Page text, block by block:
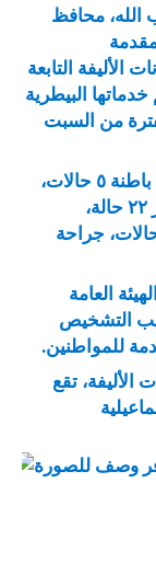
الله، محافظ
الأليفة التابعة
البيطرية
حالة خلال الفترة من السبت
شملت: تحصين أمراض فيروسيه ٥ حالات، باطنة ٥ حالات،
طفيليات خارجية ٤ حالات، فحوصات سونار ٢٢ حالة،
داخلية ٧ حالات، جلدية وجرب ٣ حالات، جراحة
العامة
التشخيص
للمواطنين.
الأليفة، تقع